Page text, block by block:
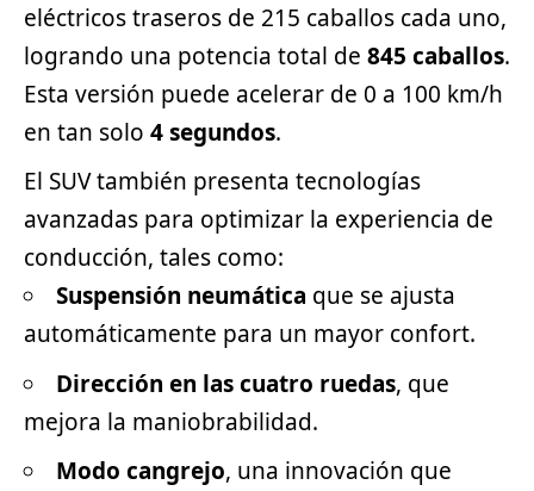
eléctricos traseros de 215 caballos cada uno,
logrando una potencia total de 845 caballos.
Esta versión puede acelerar de 0 a 100 km/h
en tan solo 4 segundos.
El SUV también presenta tecnologías
avanzadas para optimizar la experiencia de
conducción, tales como:
Suspensión neumática que se ajusta
automáticamente para un mayor confort.
Dirección en las cuatro ruedas, que
mejora la maniobrabilidad.
Modo cangrejo, una innovación que